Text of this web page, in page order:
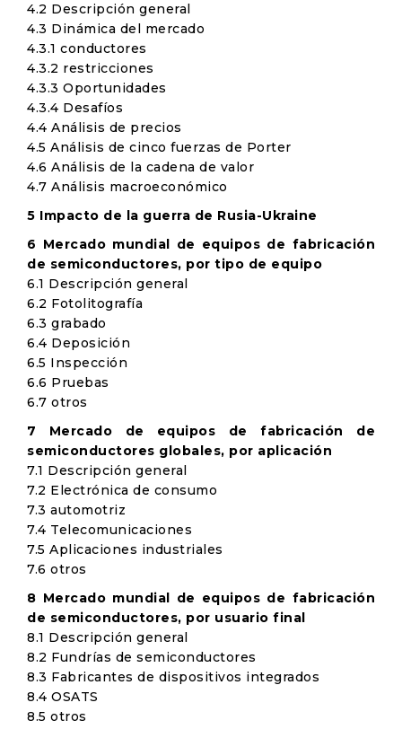
4.2 Descripción general
4.3 Dinámica del mercado
4.3.1 conductores
4.3.2 restricciones
4.3.3 Oportunidades
4.3.4 Desafíos
4.4 Análisis de precios
4.5 Análisis de cinco fuerzas de Porter
4.6 Análisis de la cadena de valor
4.7 Análisis macroeconómico
5 Impacto de la guerra de Rusia-Ukraine
6 Mercado mundial de equipos de fabricación
de semiconductores, por tipo de equipo
6.1 Descripción general
6.2 Fotolitografía
6.3 grabado
6.4 Deposición
6.5 Inspección
6.6 Pruebas
6.7 otros
7 Mercado de equipos de fabricación de
semiconductores globales, por aplicación
7.1 Descripción general
7.2 Electrónica de consumo
7.3 automotriz
7.4 Telecomunicaciones
7.5 Aplicaciones industriales
7.6 otros
8 Mercado mundial de equipos de fabricación
de semiconductores, por usuario final
8.1 Descripción general
8.2 Fundrías de semiconductores
8.3 Fabricantes de dispositivos integrados
8.4 OSATS
8.5 otros